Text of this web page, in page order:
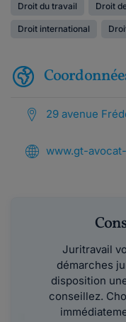
Droit du travail Droit
Droit international
29 avenue
www.gt-
Juritravail
démarches
disposition
conseillez.